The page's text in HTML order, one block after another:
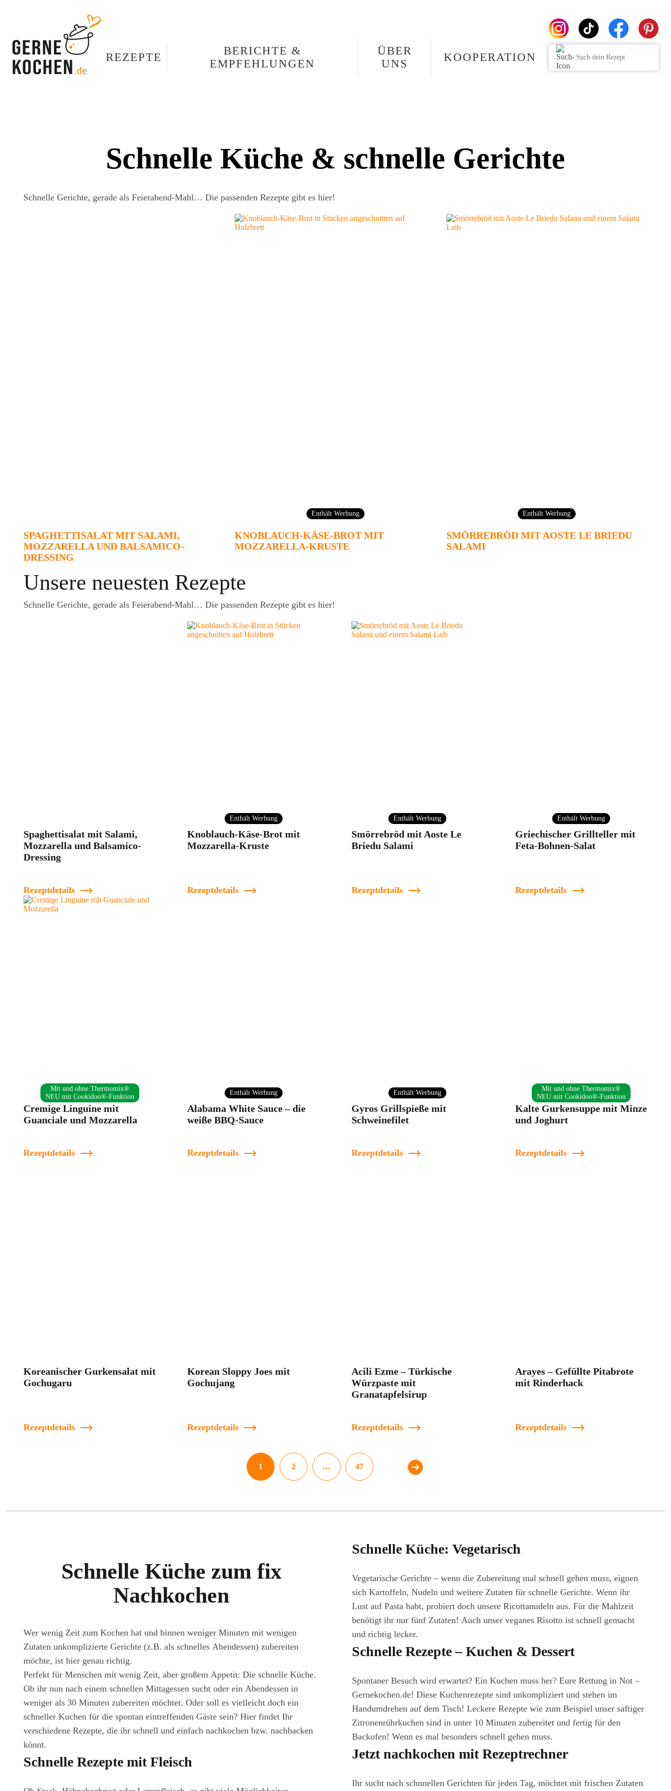
REZEPTE
BERICHTE &
EMPFEHLUNGEN
ÜBER
UNS
KOOPERATION
Schnelle Küche & schnelle Gerichte
Schnelle Gerichte, gerade als Feierabend-Mahl… Die passenden Rezepte gibt es hier!
SPAGHETTISALAT MIT SALAMI,
MOZZARELLA UND BALSAMICO-
DRESSING
Enthält Werbung
KNOBLAUCH-KÄSE-BROT MIT
MOZZARELLA-KRUSTE
Enthält Werbung
SMÖRREBRÖD MIT AOSTE LE BRIEDU
SALAMI
Unsere neuesten Rezepte
Schnelle Gerichte, gerade als Feierabend-Mahl… Die passenden Rezepte gibt es hier!
Spaghettisalat mit Salami,
Mozzarella und Balsamico-
Dressing
Rezeptdetails
Enthält Werbung
Knoblauch-Käse-Brot mit
Mozzarella-Kruste
Rezeptdetails
Enthält Werbung
Smörrebröd mit Aoste Le
Briedu Salami
Rezeptdetails
Enthält Werbung
Griechischer Grillteller mit
Feta-Bohnen-Salat
Rezeptdetails
Mit und ohne Thermomix®
NEU mit Cookidoo®-Funktion
Cremige Linguine mit
Guanciale und Mozzarella
Rezeptdetails
Enthält Werbung
Alabama White Sauce – die
weiße BBQ-Sauce
Rezeptdetails
Enthält Werbung
Gyros Grillspieße mit
Schweinefilet
Rezeptdetails
Mit und ohne Thermomix®
NEU mit Cookidoo®-Funktion
Kalte Gurkensuppe mit Minze
und Joghurt
Rezeptdetails
Koreanischer Gurkensalat mit
Gochugaru
Rezeptdetails
Korean Sloppy Joes mit
Gochujang
Rezeptdetails
Acili Ezme – Türkische
Würzpaste mit
Granatapfelsirup
Rezeptdetails
Arayes – Gefüllte Pitabrote
mit Rinderhack
Rezeptdetails
1 2 … 47
Schnelle Küche zum fix
Nachkochen
Wer wenig Zeit zum Kochen hat und binnen weniger Minuten mit wenigen
Zutaten unkomplizierte Gerichte (z.B. als schnelles Abendessen) zubereiten
möchte, ist hier genau richtig.
Perfekt für Menschen mit wenig Zeit, aber großem Appetit: Die schnelle Küche.
Ob ihr nun nach einem schnellen Mittagessen sucht oder ein Abendessen in
weniger als 30 Minuten zubereiten möchtet. Oder soll es vielleicht doch ein
schneller Kuchen für die spontan eintreffenden Gäste sein? Hier findet Ihr
verschiedene Rezepte, die ihr schnell und einfach nachkochen bzw. nachbacken
könnt.
Schnelle Rezepte mit Fleisch
Schnelle Küche: Vegetarisch
Vegetarische Gerichte – wenn die Zubereitung mal schnell gehen muss, eignen
sich Kartoffeln, Nudeln und weitere Zutaten für schnelle Gerichte. Wenn ihr
Lust auf Pasta habt, probiert doch unsere Ricottanudeln aus. Für die Mahlzeit
benötigt ihr nur fünf Zutaten! Auch unser veganes Risotto ist schnell gemacht
und richtig lecker.
Schnelle Rezepte – Kuchen & Dessert
Spontaner Besuch wird erwartet? Ein Kuchen muss her? Eure Rettung in Not –
Gernekochen.de! Diese Kuchenrezepte sind unkompliziert und stehen im
Handumdrehen auf dem Tisch! Leckere Rezepte wie zum Beispiel unser saftiger
Zitronenrührkuchen sind in unter 10 Minuten zubereitet und fertig für den
Backofen! Wenn es mal besonders schnell gehen muss.
Jetzt nachkochen mit Rezeptrechner
Ihr sucht nach schnnellen Gerichten für jeden Tag, möchtet mit frischen Zutaten